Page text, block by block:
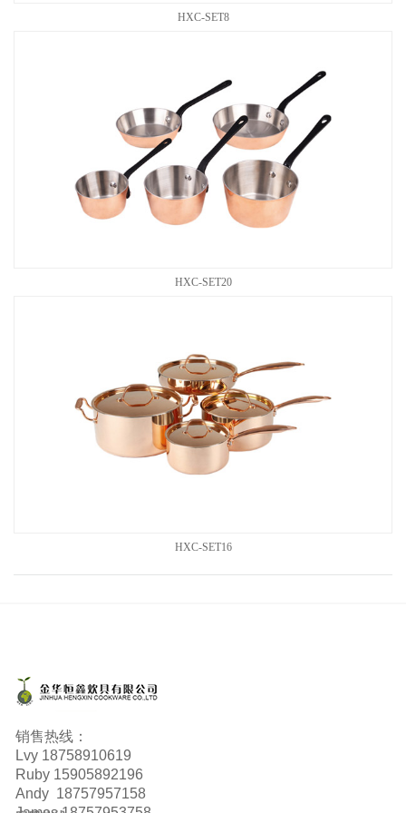
HXC-SET8
HXC-SET20
HXC-SET16
销售热线：
Lvy 18758910619
Ruby 15905892196
Andy 18757957158